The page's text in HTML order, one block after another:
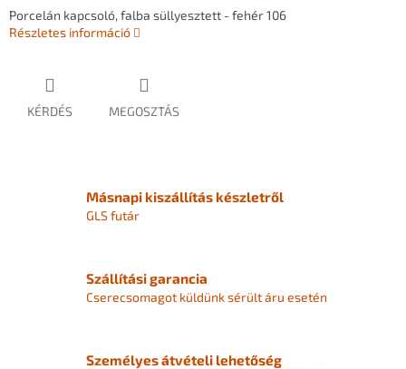
Porcelán kapcsoló, falba süllyesztett - fehér 106
Részletes információ
KÉRDÉS MEGOSZTÁS
Másnapi kiszállítás készletről
GLS futár
Szállítási garancia
Cserecsomagot küldünk sérült áru esetén
Személyes átvételi lehetőség